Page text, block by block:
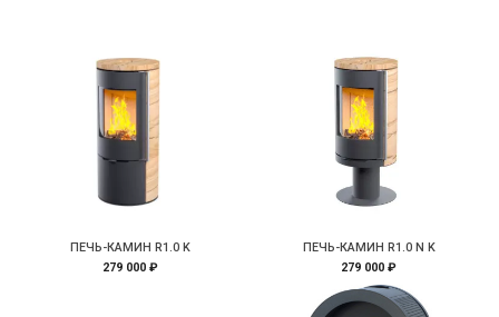
ПЕЧЬ-КАМИН R1.0 K
279 000 ₽
ПЕЧЬ-КАМИН R1.0 N K
279 000 ₽